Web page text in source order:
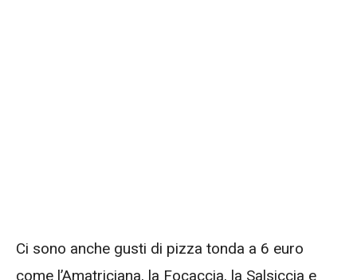
Ci sono anche gusti di pizza tonda a 6 euro
come l’Amatriciana, la Focaccia, la Salsiccia e